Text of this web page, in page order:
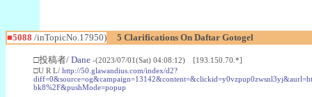
■5088 /inTopicNo.17950) 5 Clarifications On Daftar Gotogel
□投稿者/ Dane -(2023/07/01(Sat) 04:08:12) [193.150.70.*]
□U R L/ http://50.glawandius.com/index/d2?
bk8%2F&pushMode=popup